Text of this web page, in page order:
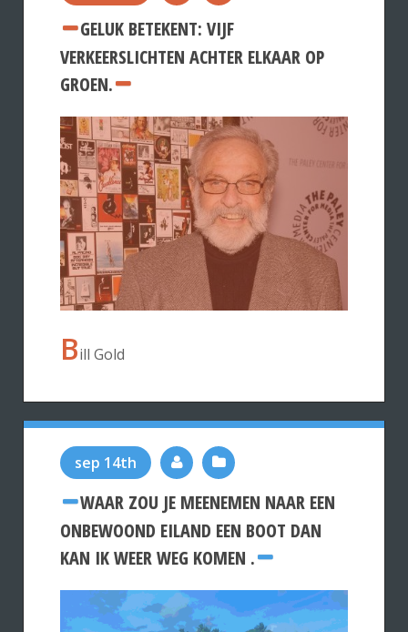
GELUK BETEKENT: VIJF
VERKEERSLICHTEN ACHTER ELKAAR OP
GROEN.
Bill Gold
sep 14th
WAAR ZOU JE MEENEMEN NAAR EEN
ONBEWOOND EILAND EEN BOOT DAN
KAN IK WEER WEG KOMEN .